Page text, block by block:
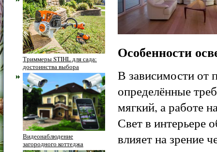
Триммеры STIHL для сада:
достоинства выбора
Видеонаблюдение
загородного коттеджа
Особенности
В зависимости от
определённые
мягкий, а работе
Свет в интерьере
влияет на зрение